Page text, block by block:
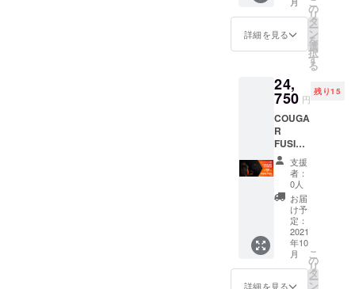
詳細を見る
の
リ
タ
ー
ン
を
選
択
す
る
24,
750 円
残り15
COUGA
R
FUSION
CAMPF
IRE限
3000-
OFF!!
Cougar
Fusion
支援
者：
0人
お届
け予
定：
2021
年10
月
詳細を見る
こ
の
リ
タ
ー
ン